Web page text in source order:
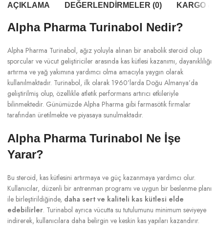
AÇIKLAMA DEĞERLENDIRMELER (0) KARGO &
Alpha Pharma Turinabol Nedir?
Alpha Pharma Turinabol, ağız yoluyla alınan bir anabolik steroid olup
sporcular ve vücut geliştiriciler arasında kas kütlesi kazanımı, dayanıklılığı
artırma ve yağ yakımına yardımcı olma amacıyla yaygın olarak
kullanılmaktadır. Turinabol, ilk olarak 1960’larda Doğu Almanya’da
geliştirilmiş olup, özellikle atletik performans artırıcı etkileriyle
bilinmektedir. Günümüzde Alpha Pharma gibi farmasötik firmalar
tarafından üretilmekte ve piyasaya sunulmaktadır.
Alpha Pharma Turinabol Ne İşe
Yarar?
Bu steroid, kas kütlesini artırmaya ve güç kazanmaya yardımcı olur.
Kullanıcılar, düzenli bir antrenman programı ve uygun bir beslenme planı
ile birleştirildiğinde, daha sert ve kaliteli kas kütlesi elde
edebilirler. Turinabol ayrıca vücutta su tutulumunu minimum seviyeye
indirerek, kullanıcılara daha belirgin ve keskin kas yapıları kazandırır.